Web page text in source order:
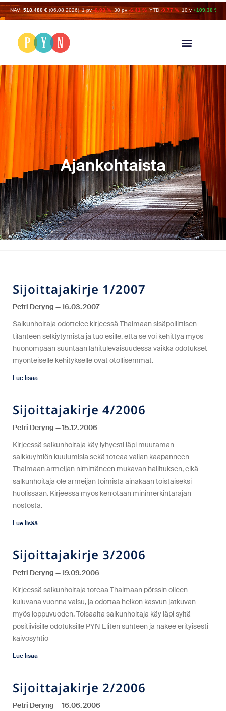
NAV: 518.480 € (06.08.2026) 1 pv -0.93 % 30 pv -6.41 % YTD -9.77 % 10 v +109.30 %
Ajankohtaista
Sijoittajakirje 1/2007
Petri Deryng
16.03.2007
Salkunhoitaja odottelee kirjeessä Thaimaan sisäpoliittisen
tilanteen selkiytymistä ja tuo esille, että se voi kehittyä myös
huonompaan suuntaan lähitulevaisuudessa vaikka odotukset
myönteiselle kehitykselle ovat otollisemmat.
Lue lisää
Sijoittajakirje 4/2006
Petri Deryng
15.12.2006
Kirjeessä salkunhoitaja käy lyhyesti läpi muutaman
salkkuyhtiön kuulumisia sekä toteaa vallan kaapanneen
Thaimaan armeijan nimittäneen mukavan hallituksen, eikä
salkunhoitaja ole armeijan toimista ainakaan toistaiseksi
huolissaan. Kirjeessä myös kerrotaan minimerkintärajan
nostosta.
Lue lisää
Sijoittajakirje 3/2006
Petri Deryng
19.09.2006
Kirjeessä salkunhoitaja toteaa Thaimaan pörssin olleen
kuluvana vuonna vaisu, ja odottaa heikon kasvun jatkuvan
myös loppuvuoden. Toisaalta salkunhoitaja käy läpi syitä
positiivisille odotuksille PYN Eliten suhteen ja näkee erityisesti
kaivosyhtiö
Lue lisää
Sijoittajakirje 2/2006
Petri Deryng
16.06.2006